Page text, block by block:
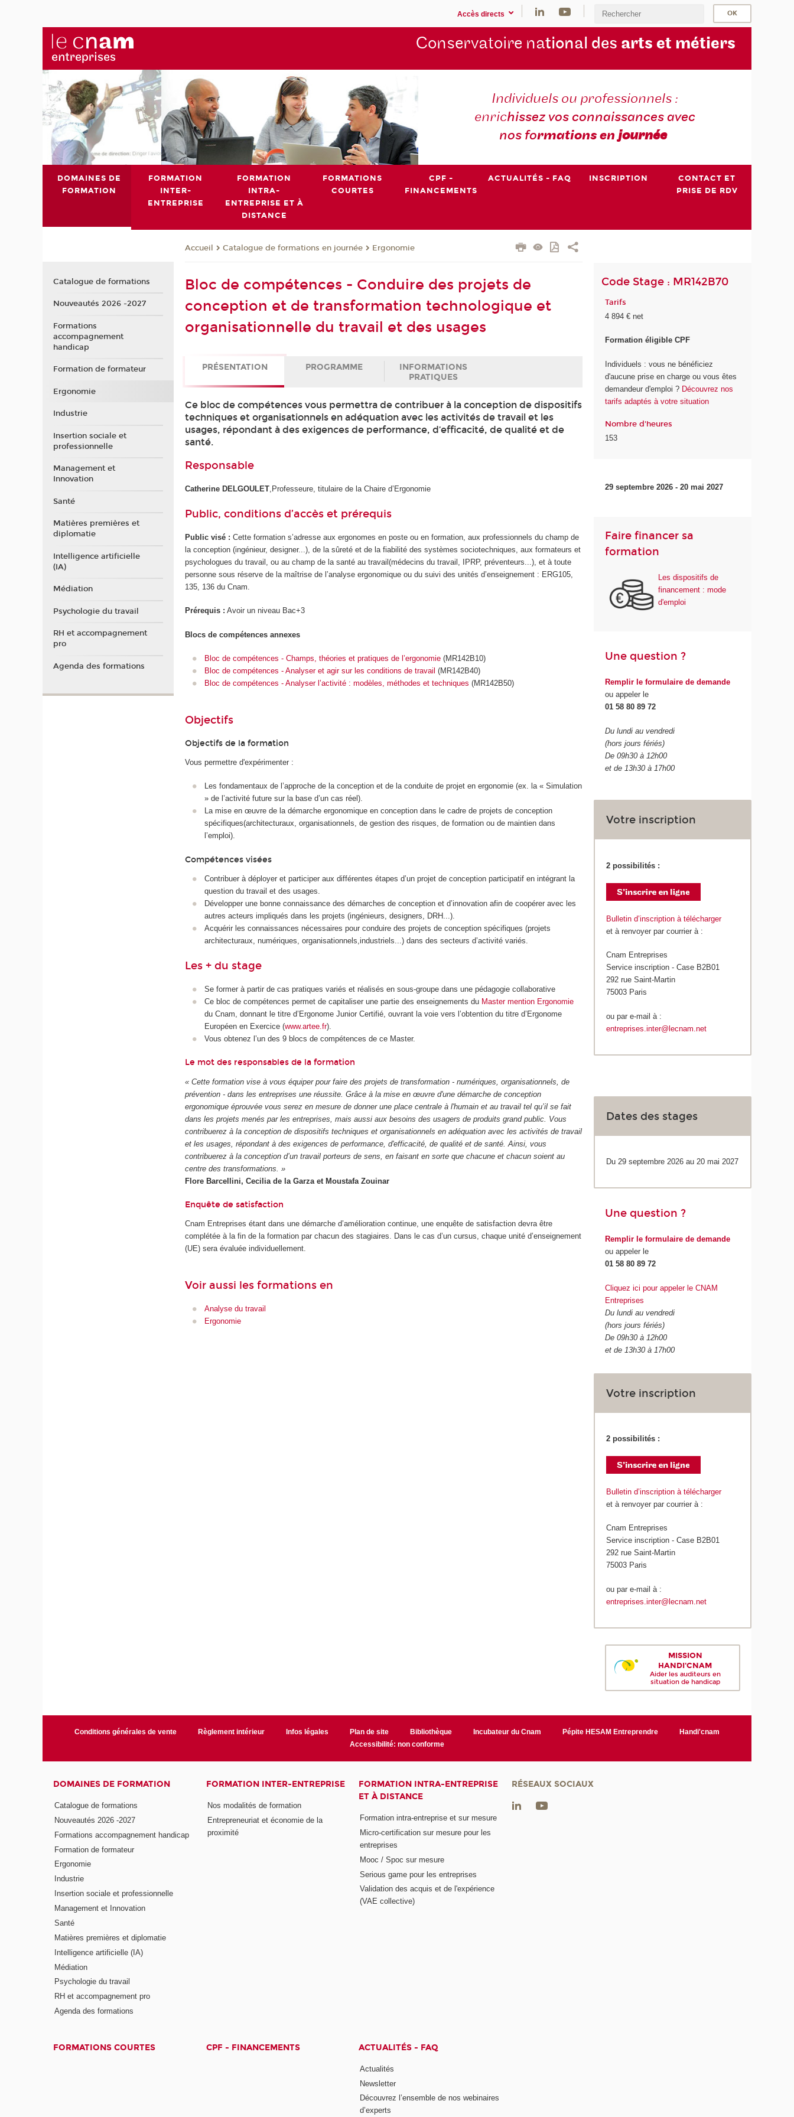
Accès directs
Conservatoire national des arts et métiers
Individuels ou professionnels :
enrichissez vos connaissances avec
nos formations enjournée
DOMAINES DE
FORMATION
FORMATION
INTER-
ENTREPRISE
FORMATION
INTRA-
ENTREPRISE ET À
DISTANCE
FORMATIONS
COURTES
CPF -
FINANCEMENTS
ACTUALITÉS - FAQ INSCRIPTION
CONTACT ET
PRISE DE RDV
Accueil Catalogue de formations en journée Ergonomie
Bloc de compétences - Conduire des projets de
conception et de transformation technologique et
organisationnelle du travail et des usages
PRÉSENTATION PROGRAMME
INFORMATIONS
PRATIQUES
Ce bloc de compétences vous permettra de contribuer à la conception de dispositifs
techniques et organisationnels en adéquation avec les activités de travail et les
usages, répondant à des exigences de performance, d’efficacité, de qualité et de
santé.
Responsable
Catherine DELGOULET ,Professeure, titulaire de la Chaire d’Ergonomie
Public, conditions d’accès et prérequis
Public visé : Cette formation s’adresse aux ergonomes en poste ou en formation, aux professionnels du champ de
la conception (ingénieur, designer...), de la sûreté et de la fiabilité des systèmes sociotechniques, aux formateurs et
psychologues du travail, ou au champ de la santé au travail(médecins du travail, IPRP, préventeurs...), et à toute
personne sous réserve de la maîtrise de l’analyse ergonomique ou du suivi des unités d’enseignement : ERG105,
135, 136 du Cnam.
Prérequis : Avoir un niveau Bac+3
Blocs de compétences annexes
Bloc de compétences - Champs, théories et pratiques de l’ergonomie (MR142B10)
Bloc de compétences - Analyser et agir sur les conditions de travail (MR142B40)
Bloc de compétences - Analyser l’activité : modèles, méthodes et techniques (MR142B50)
Objectifs
Objectifs de la formation
Vous permettre d'expérimenter :
Les fondamentaux de l’approche de la conception et de la conduite de projet en ergonomie (ex. la « Simulation
» de l’activité future sur la base d’un cas réel).
La mise en œuvre de la démarche ergonomique en conception dans le cadre de projets de conception
spécifiques(architecturaux, organisationnels, de gestion des risques, de formation ou de maintien dans
l’emploi).
Compétences visées
Contribuer à déployer et participer aux différentes étapes d’un projet de conception participatif en intégrant la
question du travail et des usages.
Développer une bonne connaissance des démarches de conception et d’innovation afin de coopérer avec les
autres acteurs impliqués dans les projets (ingénieurs, designers, DRH...).
Acquérir les connaissances nécessaires pour conduire des projets de conception spécifiques (projets
architecturaux, numériques, organisationnels,industriels...) dans des secteurs d’activité variés.
Les + du stage
Se former à partir de cas pratiques variés et réalisés en sous-groupe dans une pédagogie collaborative
Ce bloc de compétences permet de capitaliser une partie des enseignements du Master mention Ergonomie
du Cnam, donnant le titre d’Ergonome Junior Certifié, ouvrant la voie vers l’obtention du titre d’Ergonome
Européen en Exercice (www.artee.fr).
Vous obtenez l’un des 9 blocs de compétences de ce Master.
Le mot des responsables de la formation
« Cette formation vise à vous équiper pour faire des projets de transformation - numériques, organisationnels, de
prévention - dans les entreprises une réussite. Grâce à la mise en œuvre d'une démarche de conception
ergonomique éprouvée vous serez en mesure de donner une place centrale à l'humain et au travail tel qu’il se fait
dans les projets menés par les entreprises, mais aussi aux besoins des usagers de produits grand public. Vous
contribuerez à la conception de dispositifs techniques et organisationnels en adéquation avec les activités de travail
et les usages, répondant à des exigences de performance, d'efficacité, de qualité et de santé. Ainsi, vous
contribuerez à la conception d’un travail porteurs de sens, en faisant en sorte que chacune et chacun soient au
centre des transformations. »
Flore Barcellini, Cecilia de la Garza et Moustafa Zouinar
Enquête de satisfaction
Cnam Entreprises étant dans une démarche d’amélioration continue, une enquête de satisfaction devra être
complétée à la fin de la formation par chacun des stagiaires. Dans le cas d’un cursus, chaque unité d’enseignement
(UE) sera évaluée individuellement.
Voir aussi les formations en
Analyse du travail
Ergonomie
Code Stage : MR142B70
Tarifs
4 894 € net
Formation éligible CPF
Individuels : vous ne bénéficiez
d'aucune prise en charge ou vous êtes
demandeur d'emploi ? Découvrez nos
tarifs adaptés à votre situation
Nombre d'heures
153
29 septembre 2026 - 20 mai 2027
Faire financer sa
formation
Les dispositifs de
financement : mode
d'emploi
Une question ?
Remplir le formulaire de demande
ou appeler le
01 58 80 89 72
Du lundi au vendredi
(hors jours fériés)
De 09h30 à 12h00
et de 13h30 à 17h00
Votre inscription
2 possibilités :
Bulletin d’inscription à télécharger
et à renvoyer par courrier à :
Cnam Entreprises
Service inscription - Case B2B01
292 rue Saint-Martin
75003 Paris
ou par e-mail à :
entreprises.inter@lecnam.net
Dates des stages
Du 29 septembre 2026 au 20 mai 2027
Une question ?
Remplir le formulaire de demande
ou appeler le
01 58 80 89 72
Cliquez ici pour appeler le CNAM
Entreprises
Du lundi au vendredi
(hors jours fériés)
De 09h30 à 12h00
et de 13h30 à 17h00
Votre inscription
2 possibilités :
Bulletin d’inscription à télécharger
et à renvoyer par courrier à :
Cnam Entreprises
Service inscription - Case B2B01
292 rue Saint-Martin
75003 Paris
ou par e-mail à :
entreprises.inter@lecnam.net
MISSION
HANDI'CNAM
Aider les auditeurs en
situation de handicap
Catalogue de formations
Nouveautés 2026 -2027
Formations
accompagnement
handicap
Formation de formateur
Ergonomie
Industrie
Insertion sociale et
professionnelle
Management et
Innovation
Santé
Matières premières et
diplomatie
Intelligence artificielle
(IA)
Médiation
Psychologie du travail
RH et accompagnement
pro
Agenda des formations
Conditions générales de vente Règlement intérieur Infos légales Plan de site Bibliothèque Incubateur du Cnam Pépite HESAM Entreprendre
Handi'cnam
Accessibilité: non conforme
DOMAINES DE FORMATION
Catalogue de formations
Nouveautés 2026 -2027
Formations accompagnement handicap
Formation de formateur
Ergonomie
Industrie
Insertion sociale et professionnelle
Management et Innovation
Santé
Matières premières et diplomatie
Intelligence artificielle (IA)
Médiation
Psychologie du travail
RH et accompagnement pro
Agenda des formations
FORMATION INTER-ENTREPRISE
Nos modalités de formation
Entrepreneuriat et économie de la
proximité
FORMATION INTRA-ENTREPRISE
ET À DISTANCE
Formation intra-entreprise et sur mesure
Micro-certification sur mesure pour les
entreprises
Mooc / Spoc sur mesure
Serious game pour les entreprises
Validation des acquis et de l'expérience
(VAE collective)
FORMATIONS COURTES CPF - FINANCEMENTS ACTUALITÉS - FAQ
Actualités
Newsletter
Découvrez l’ensemble de nos webinaires
d’experts
RÉSEAUX SOCIAUX